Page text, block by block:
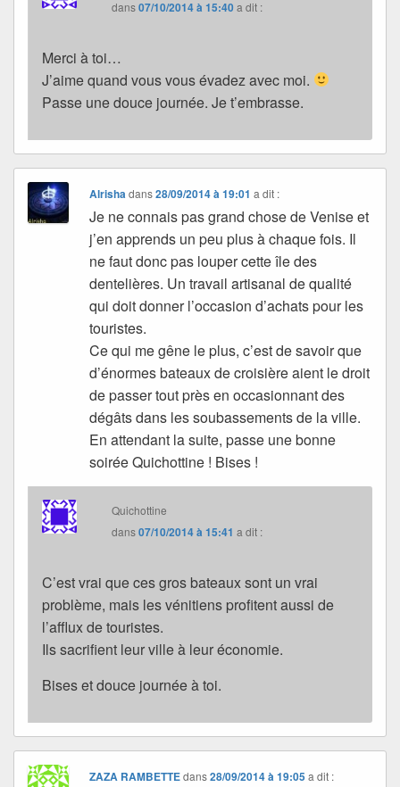
dans07/10/2014 à 15:40a dit :
Merci à toi…
J’aime quand vous vous évadez avec moi.
Passe une douce journée. Je t’embrasse.
Alrishadans28/09/2014 à 19:01 a dit :
Je ne connais pas grand chose de Venise et
j’en apprends un peu plus à chaque fois. Il
ne faut donc pas louper cette île des
dentelières. Un travail artisanal de qualité
qui doit donner l’occasion d’achats pour les
touristes.
Ce qui me gêne le plus, c’est de savoir que
d’énormes bateaux de croisière aient le droit
de passer tout près en occasionnant des
dégâts dans les soubassements de la ville.
En attendant la suite, passe une bonne
soirée Quichottine ! Bises !
Quichottine
dans07/10/2014 à 15:41 a dit :
C’est vrai que ces gros bateaux sont un vrai
problème, mais les vénitiens profitent aussi de
l’afflux de touristes.
Ils sacrifient leur ville à leur économie.
Bises et douce journée à toi.
ZAZA RAMBETTEdans28/09/2014 à 19:05 a dit :